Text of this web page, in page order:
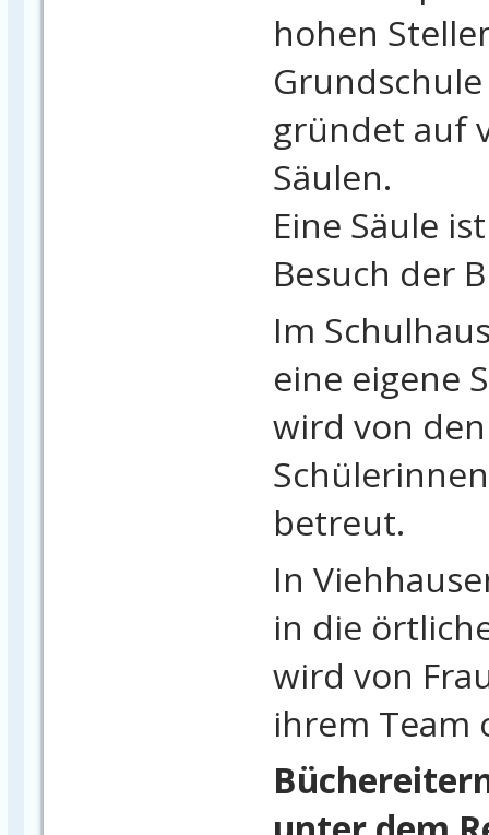
hohen
gründet auf
Säulen.
Eine Säule
Besuch der
Im
eine eigene
wird von
betreut.
In
in die
wird von
ihrem Team